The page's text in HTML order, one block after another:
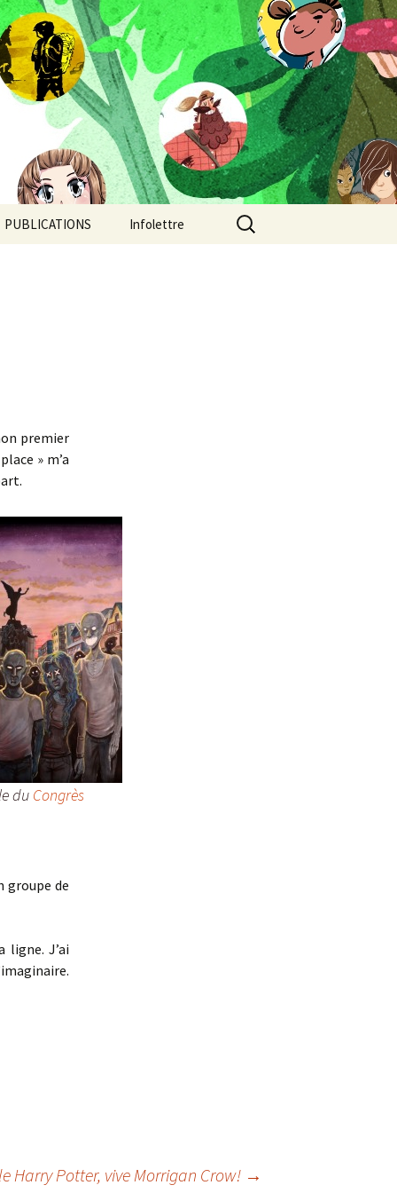
PUBLICATIONS
Des Nouvelles du futur
La légende de Paul
La promesse du fleuve
Les Abysses
Pétronille inc.
Romane et les émotis
Victor Cordi
Le Soutermonde
Le gardien des soirs de
bridge
Autres
Infolettre Rechercher :
premier
» m’a
du Congrès
groupe de
J’ai
Harry Potter, vive Morrigan Crow! →